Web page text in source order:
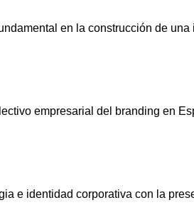
en la construcción de
empresarial del branding en
e identidad corporativa con la